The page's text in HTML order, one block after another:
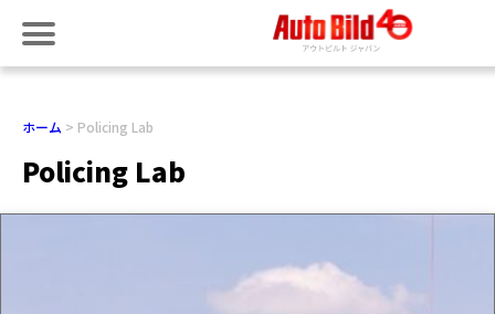
ホーム Policing Lab
Policing Lab